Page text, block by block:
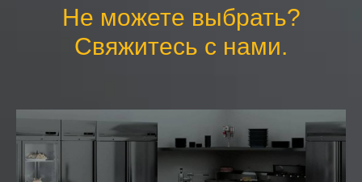
Не можете выбрать?
Свяжитесь с нами.